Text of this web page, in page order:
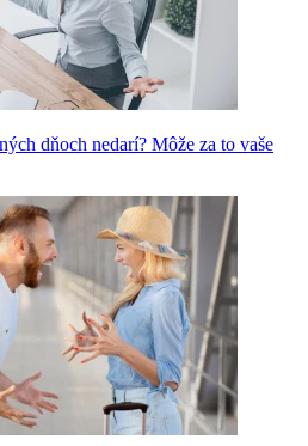
dňoch nedarí? Môže za to vaše